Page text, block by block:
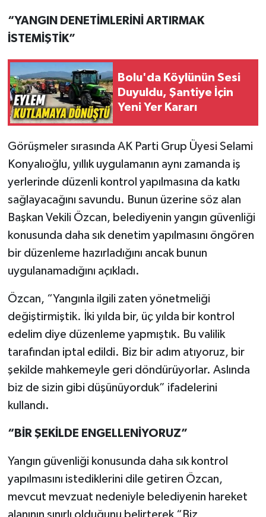
“YANGIN DENETİMLERİNİ ARTIRMAK
İSTEMİŞTİK”
Bolu'da Köylünün Sesi
Duyuldu, Şantiye İçin
Yeni Yer Kararı
Görüşmeler sırasında AK Parti Grup Üyesi Selami
Konyalıoğlu, yıllık uygulamanın aynı zamanda iş
yerlerinde düzenli kontrol yapılmasına da katkı
sağlayacağını savundu. Bunun üzerine söz alan
Başkan Vekili Özcan, belediyenin yangın güvenliği
konusunda daha sık denetim yapılmasını öngören
bir düzenleme hazırladığını ancak bunun
uygulanamadığını açıkladı.
Özcan, “Yangınla ilgili zaten yönetmeliği
değiştirmiştik. İki yılda bir, üç yılda bir kontrol
edelim diye düzenleme yapmıştık. Bu valilik
tarafından iptal edildi. Biz bir adım atıyoruz, bir
şekilde mahkemeyle geri döndürüyorlar. Aslında
biz de sizin gibi düşünüyorduk” ifadelerini
kullandı.
“BİR ŞEKİLDE ENGELLENİYORUZ”
Yangın güvenliği konusunda daha sık kontrol
yapılmasını istediklerini dile getiren Özcan,
mevcut mevzuat nedeniyle belediyenin hareket